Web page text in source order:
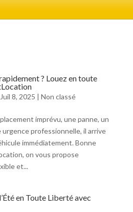
? Louez en toute
Juil 8, 2025 | Non classé
imprévu, une panne, un
professionnelle, il arrive
immédiatement. Bonne
on vous propose
et...
en Toute Liberté avec